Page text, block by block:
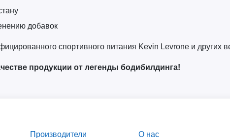
добавок
спортивного питания Kevin Levrone и других
продукции от легенды бодибилдинга!
Производители О нас